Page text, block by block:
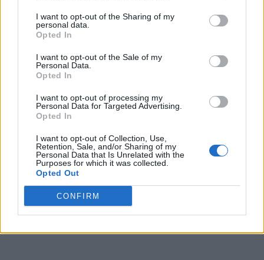
I want to opt-out of the Sharing of my
personal data.
Opted In
I want to opt-out of the Sale of my
Personal Data.
Opted In
I want to opt-out of processing my
Personal Data for Targeted Advertising.
Opted In
I want to opt-out of Collection, Use,
Retention, Sale, and/or Sharing of my
Personal Data that Is Unrelated with the
Purposes for which it was collected.
Opted Out
CONFIRM
Arată rezultatele
Arhiva sondajelor
ad